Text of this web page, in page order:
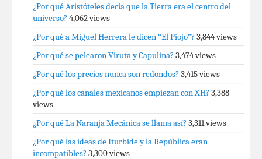
¿Por qué Aristóteles decía que la Tierra era el centro del
universo? 4,062 views
¿Por qué a Miguel Herrera le dicen “El Piojo”? 3,844 views
¿Por qué se pelearon Viruta y Capulina? 3,474 views
¿Por qué los precios nunca son redondos? 3,415 views
¿Por qué los canales mexicanos empiezan con XH? 3,388
views
¿Por qué La Naranja Mecánica se llama así? 3,311 views
¿Por qué las ideas de Iturbide y la República eran
incompatibles? 3,300 views